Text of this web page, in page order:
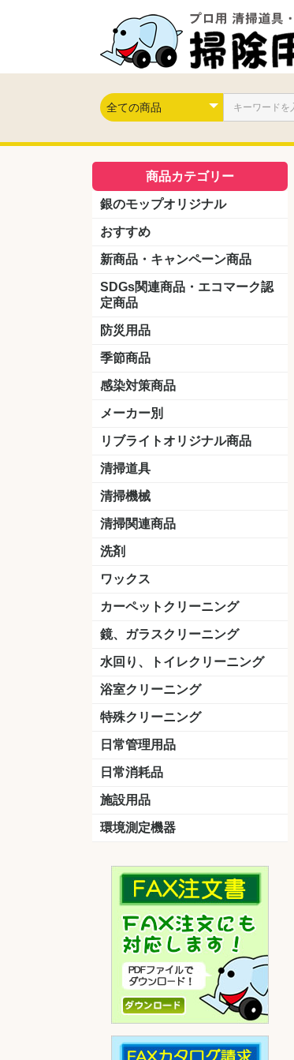
商品カテゴリー
銀のモップオリジナル
おすすめ
新商品・キャンペーン商品
キャンペーン商品
新製品
SDGs関連商品・エコマーク認
定商品
防災用品
季節商品
感染対策商品
おう吐物
除菌洗剤
うがい薬
マスク
手洗い石鹸
手指消毒
手袋
メーカー別
クオリティ
ニイタカ
シーバイエス
リンレイ
ペンギンワックス
横浜油脂工業
ミッケル化学（旧：スイショウ
ユシロ化学
コニシ
つやげん
ダイカ商事
スリーエムジャパン
山崎産業
テラモト
セイワ
エトレー
ラバーメイド
ジャパックス
日本サニパック
ケルヒャー
マキタ
ショーワグローブ
花王
サラヤ
アルボース
コスケム
ミヤキ
紺商
信徳ポミー
リブライトオリジナル商品
LLオレンジクリーナー
LL油脂専用クリーナー
LLワックスモップ
LL-21
マーベラスiL
清掃道具
ほうき
ちりとり
モップ及び関連品
モップ
ハードフロア用ダストモップ
テラモト
その他
清掃機械
掃除機
高圧洗浄機
吸水機
カーペット用マシン
送風機
ポリッシャー
ポリッシャー・自動床洗浄機用
掃除機用紙パック
その他
清掃関連商品
ダストカート
台車
移動式バレット
脚立
モップハンガー
サインボード
光沢計
カーペット汚染度計
洗剤
床用表面洗浄剤
ハクリ剤
厨房用
工場用
石材用
サビ用
木材用
タイル用
外壁用
壁面用
手あか用
病院用
除菌用
ワックス
樹脂ワックス
半樹脂ワックス
フローリング用
病院用ワックス
中性ワックス
石材用
木床用
その他
カーペットクリーニング
洗剤
ガム
シミ
ブラシ
パット
その他
鏡、ガラスクリーニング
ガラスワイパー
シャンパー(ウオッシャー)
ガラススクイジー
ケレン
ツールホルダー
洗剤 うろ
天井・高所作業
水回り、トイレクリーニング
洗剤
尿石除去剤
水アカ除去剤
排水管つまり除去剤
消臭・防臭剤
道具 ラバ
水ア
浴室クリーニング
洗剤
道具
特殊クリーニング
石材
エアコン
リン
洗浄
洗浄
外壁
その他
日常管理用品
クリーナー
洗濯用洗剤
油汚れ落とし
サビ取り剤
タバコ専用消臭
日常消耗品
トイレットペーパー
ペーパータオル
便座除菌クリーナー
ポリ袋
施設用品
マット・他
ベンチ
灰皿
傘立
くず入れ
環境測定機器